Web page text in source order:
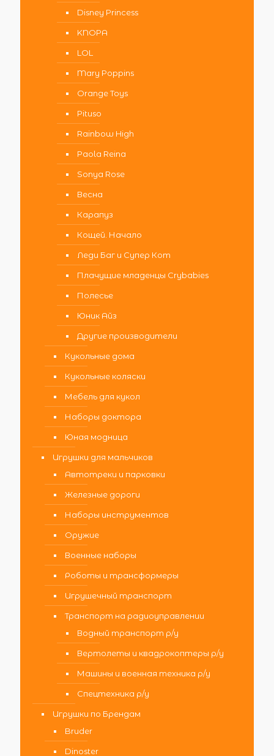
Disney Princess
KNOPA
LOL
Mary Poppins
Orange Toys
Pituso
Rainbow High
Paola Reina
Sonya Rose
Весна
Карапуз
Кощей. Начало
Леди Баг и Супер Кот
Плачущие младенцы Crybabies
Полесье
Юник Айз
Другие производители
Кукольные дома
Кукольные коляски
Мебель для кукол
Наборы доктора
Юная модница
Игрушки для мальчиков
Автотреки и парковки
Железные дороги
Наборы инструментов
Оружие
Военные наборы
Роботы и трансформеры
Игрушечный транспорт
Транспорт на радиоуправлении
Водный транспорт р/у
Вертолеты и квадрокоптеры р/у
Машины и военная техника р/у
Спецтехника р/у
Игрушки по Брендам
Bruder
Dinoster